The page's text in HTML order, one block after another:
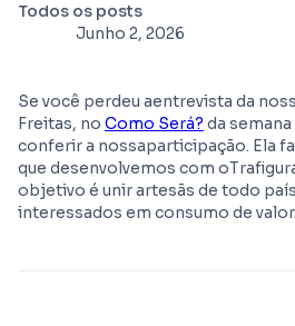
Todos os posts
Junho 2, 2026
Se você perdeu aentrevista da
Freitas, no Como Será? da
conferir a nossaparticipação. Ela
que desenvolvemos com
objetivo é unir artesãs de todo
interessados em consumo de valor.